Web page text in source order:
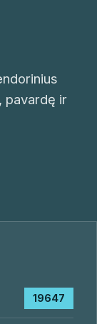
pavardę ir
19647